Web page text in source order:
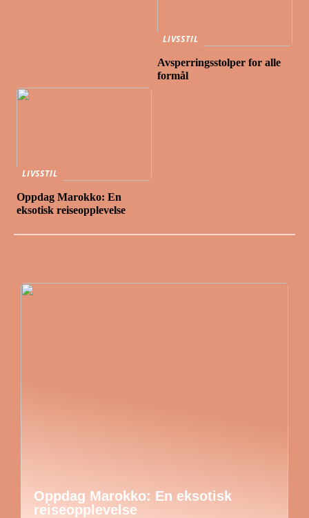
LIVSSTIL
Avsperringsstolper for alle
formål
LIVSSTIL
Oppdag Marokko: En
eksotisk reiseopplevelse
Oppdag Marokko: En eksotisk
reiseopplevelse